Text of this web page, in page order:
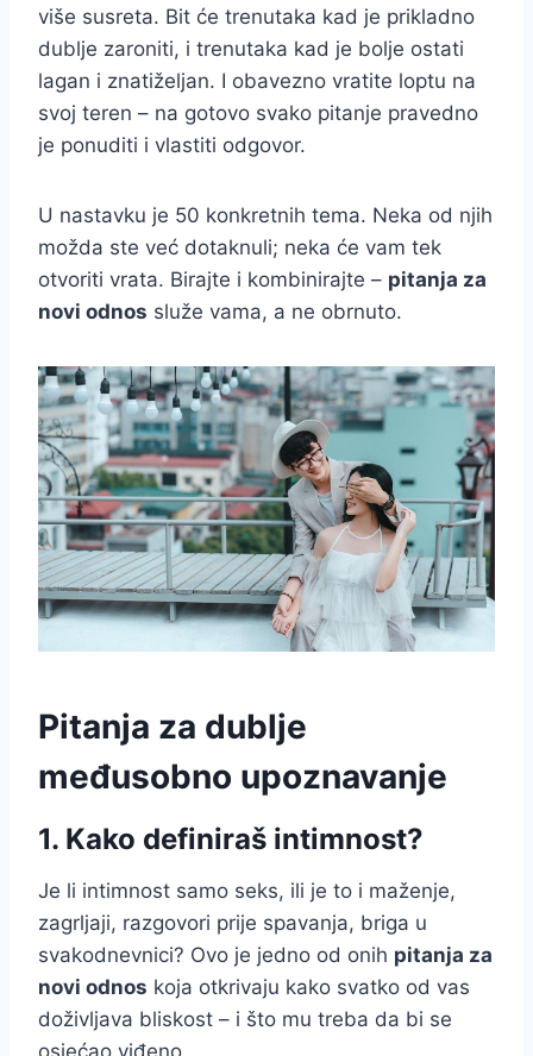
više susreta. Bit će trenutaka kad je prikladno
dublje zaroniti, i trenutaka kad je bolje ostati
lagan i znatiželjan. I obavezno vratite loptu na
svoj teren – na gotovo svako pitanje pravedno
je ponuditi i vlastiti odgovor.
U nastavku je 50 konkretnih tema. Neka od njih
možda ste već dotaknuli; neka će vam tek
otvoriti vrata. Birajte i kombinirajte – pitanja za
novi odnos služe vama, a ne obrnuto.
Pitanja za dublje
međusobno upoznavanje
1. Kako definiraš intimnost?
Je li intimnost samo seks, ili je to i maženje,
zagrljaji, razgovori prije spavanja, briga u
svakodnevnici? Ovo je jedno od onih pitanja za
novi odnos koja otkrivaju kako svatko od vas
doživljava bliskost – i što mu treba da bi se
osjećao viđeno.